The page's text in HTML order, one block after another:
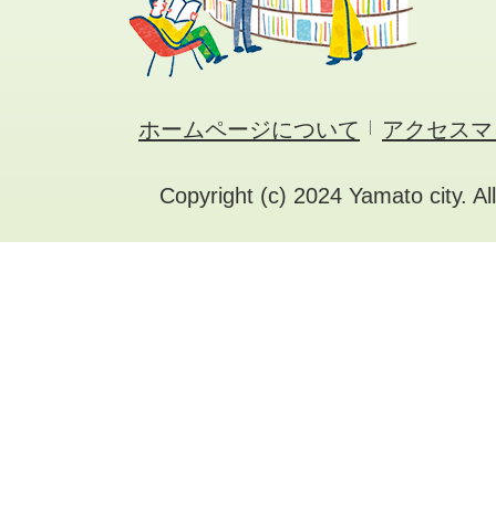
ホームページについて アクセス
Copyright (c) 2024 Yamato city.